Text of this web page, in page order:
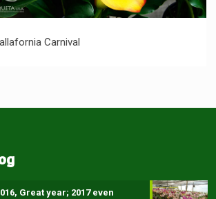
Callafornia Carnival
Carnival
Great year; 2017 even